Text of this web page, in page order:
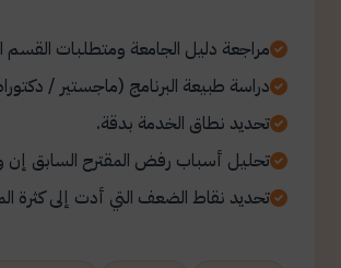
مراجعة دليل الجامعة ومتطلبات القسم
دراسة طبيعة البرنامج (ماجستير /
تحديد نطاق الخدمة بدقة.
تحليل أسباب رفض المقترح السابق إن
تحديد نقاط الضعف التي أدت إلى كثرة